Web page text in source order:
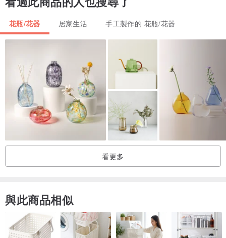
創作時會嘗試不同的釉藥與土料，尋找更佳的搭配，因此每件作品在
即便相似，也無法完全複製，因此每一件都可稱為獨一無二的作品。
希望這件作品能成為您房間或餐桌上的一抹小小亮色。
＊大小與重量
・尺寸：約直徑 8.3cm 高度 8.5cm 底徑 7cm
・瓶口直徑：約 1.4cm
同，顏色可能略有差異，敬請理解。
・本商品亦於其他平台販售，若發生重複下單情況，將以完成結帳時
間較早的訂單為優先出貨，敬請見諒。
花瓶/花器 居家生活 手工製作的 花瓶/花器
看更多
與此商品相似